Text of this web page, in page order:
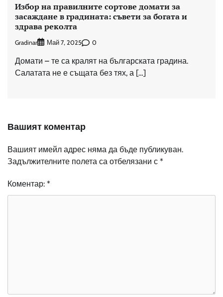
Избор на правилните сортове домати за
засаждане в градината: съвети за богата и
здрава реколта
Gradinar Май 7, 2025 0
Домати – те са кралят на българската градина.
Салатата не е същата без тях, а […]
Вашият коментар
Вашият имейл адрес няма да бъде публикуван.
Задължителните полета са отбелязани с *
Коментар: *